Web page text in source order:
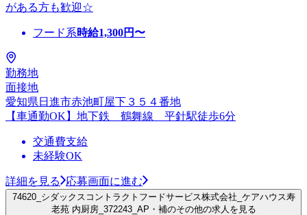
がある方も歓迎☆
フード系時給1,300円〜
勤務地
面接地
愛知県日進市赤池町屋下３５４番地
【車通勤OK】地下鉄 鶴舞線 平針駅徒歩6分
交通費支給
未経験OK
詳細を見る 応募画面に進む
74620_シダックスコントラクトフードサービス株式会社_ケアハウス寿
老苑 内厨房_372243_AP・補のその他の求人を見る